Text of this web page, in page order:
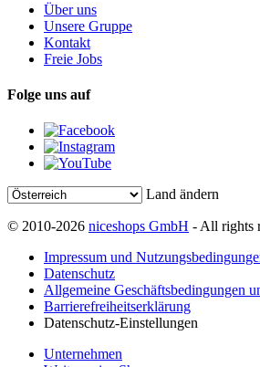
Über uns
Unsere Gruppe
Kontakt
Freie Jobs
Folge uns auf
Land ändern
© 2010-2026 niceshops GmbH - All rights
Impressum und
Datenschutz
Allgemeine Geschäftsbedingungen
Barrierefreiheitserklärung
Datenschutz-Einstellungen
Unternehmen